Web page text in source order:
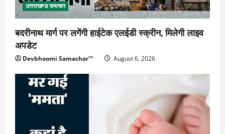
उत्तराखण्ड समाचार
बदरीनाथ मार्ग पर लगेंगी हाईटेक एलईडी स्क्रीन, मिलेगी लाइव
अपडेट
Devbhoomi Samachar™ August 6, 2026